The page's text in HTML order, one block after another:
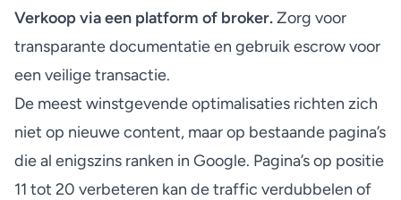
Verkoop via een platform of broker.Zorg voor
transparante documentatie en gebruik escrow voor
een veilige transactie.
De meest winstgevende optimalisaties richten zich
niet op nieuwe content, maar op bestaande pagina’s
die al enigszins ranken in Google. Pagina’s op positie
11 tot 20 verbeteren kan de traffic verdubbelen of